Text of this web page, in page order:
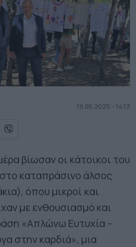
19.05.2025 - 14.13
βίωσαν οι κάτοικοι του
καταπράσινο άλσος
όπου μικροί και
με ενθουσιασμό και
«Απλώνω Ευτυχία –
στην καρδιά», μια